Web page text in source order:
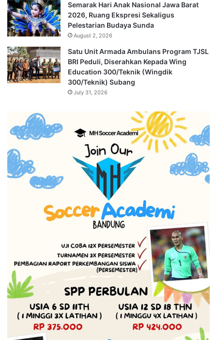
Semarak Hari Anak Nasional Jawa Barat
2026, Ruang Ekspresi Sekaligus
Pelestarian Budaya Sunda
August 2, 2026
Satu Unit Armada Ambulans Program TJSL
BRI Peduli, Diserahkan Kepada Wing
Education 300/Teknik (Wingdik
300/Teknik) Subang
July 31, 2026